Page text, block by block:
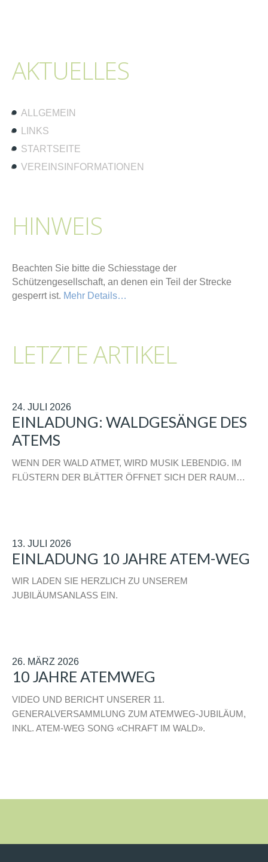
AKTUELLES
ALLGEMEIN
LINKS
STARTSEITE
VEREINSINFORMATIONEN
HINWEIS
Beachten Sie bitte die Schiesstage der
Schützengesellschaft, an denen ein Teil der Strecke
gesperrt ist. Mehr Details…
LETZTE ARTIKEL
24. JULI 2026
EINLADUNG: WALDGESÄNGE DES
ATEMS
WENN DER WALD ATMET, WIRD MUSIK LEBENDIG. IM
FLÜSTERN DER BLÄTTER ÖFFNET SICH DER RAUM…
13. JULI 2026
EINLADUNG 10 JAHRE ATEM-WEG
WIR LADEN SIE HERZLICH ZU UNSEREM
JUBILÄUMSANLASS EIN.
26. MÄRZ 2026
10 JAHRE ATEMWEG
VIDEO UND BERICHT UNSERER 11.
GENERALVERSAMMLUNG ZUM ATEMWEG-JUBILÄUM,
INKL. ATEM-WEG SONG «CHRAFT IM WALD».